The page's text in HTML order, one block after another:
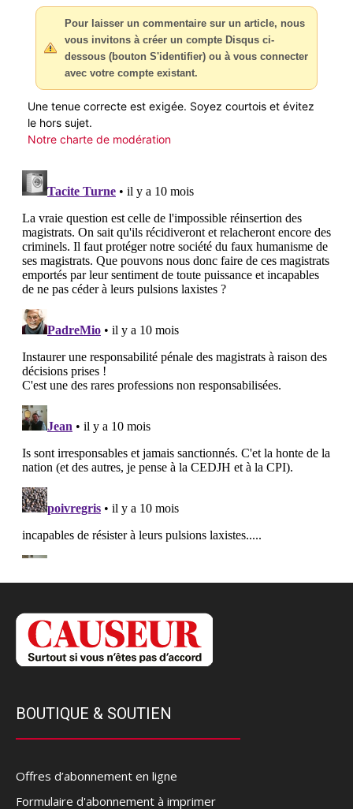
Pour laisser un commentaire sur un article, nous
vous invitons à créer un compte Disqus ci-
dessous (bouton S'identifier) ou à vous connecter
avec votre compte existant.
Une tenue correcte est exigée. Soyez courtois et évitez
le hors sujet.
Notre charte de modération
BOUTIQUE & SOUTIEN
Offres d’abonnement en ligne
Formulaire d'abonnement à imprimer